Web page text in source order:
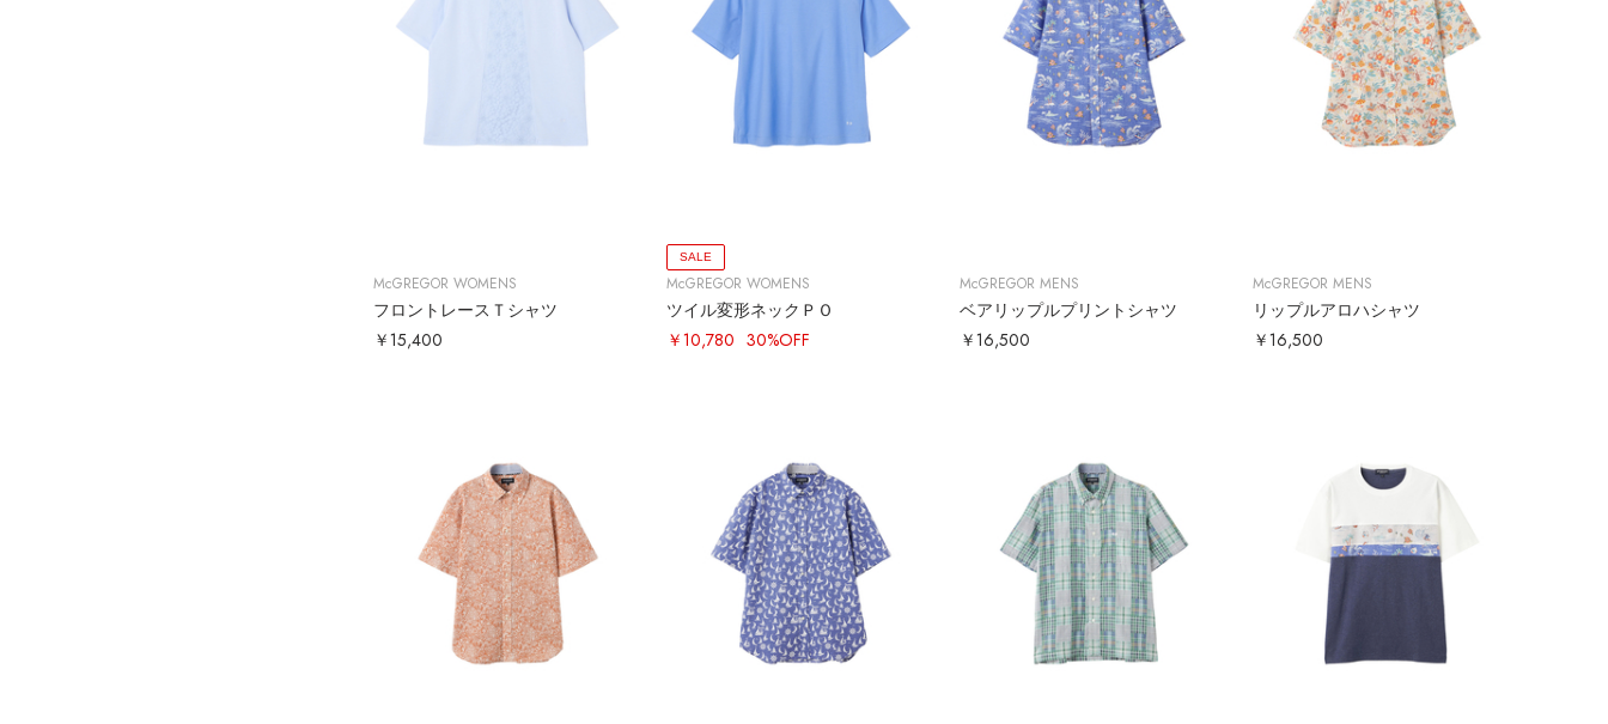
McGREGOR WOMENS
フロントレースＴシャツ
￥15,400
SALE
McGREGOR WOMENS
ツイル変形ネックＰＯ
￥10,780 30%OFF
McGREGOR MENS
ベアリップルプリントシャツ
￥16,500
McGREGOR MENS
リップルアロハシャツ
￥16,500